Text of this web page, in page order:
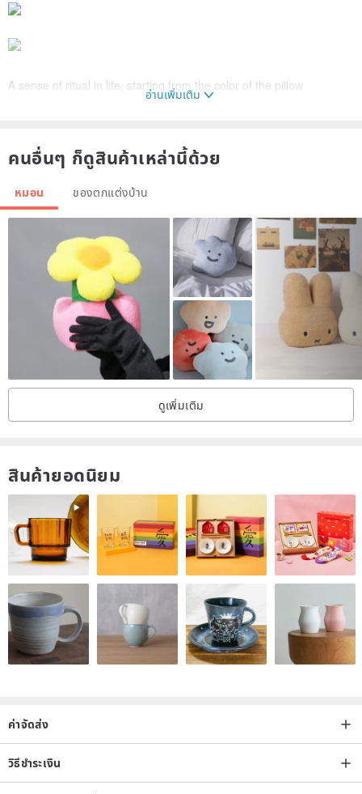
A sense of ritual in life, starting from the color of the pillow
Macaron color with low-key piping, details can be seen
Pillow core material carefully selected after numerous tests
❗️It is our insistence to have both function and safety❗️
Keep the support more flexible to adjust
No matter what sleeping position you are in, you can be satisfied 😉
Work hard from the inside out
If you are afraid of heat in summer
You can use Tencel pillowcase to add coolness ✨
I don't know how to choose our products
to release static electricity
📍If you like support and coverage, choose "Super Sleepy Pillow"
for beautiful colors
อ่านเพิ่มเติม
คนอื่นๆ ก็ดูสินค้าเหล่านี้ด้วย
หมอน ของตกแต่งบ้าน
ดูเพิ่มเติม
สินค้ายอดนิยม
ค่าจัดส่ง
วิธีชำระเงิน